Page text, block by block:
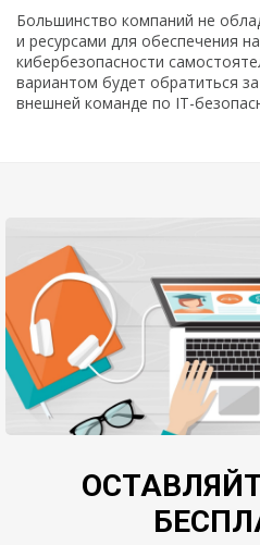
Большинство компаний не
и ресурсами для обеспечения
кибербезопасности
вариантом будет обратиться
внешней команде по IT-